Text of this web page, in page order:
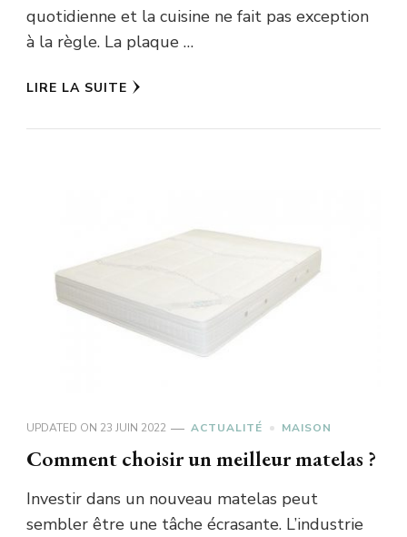
quotidienne et la cuisine ne fait pas exception
à la règle. La plaque …
LIRE LA SUITE
UPDATED ON 23 JUIN 2022 ACTUALITÉ MAISON
Comment choisir un meilleur matelas ?
Investir dans un nouveau matelas peut
sembler être une tâche écrasante. L’industrie